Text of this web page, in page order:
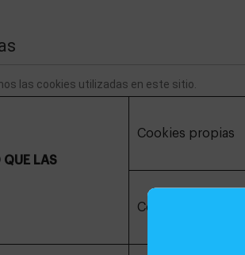
las cookies utilizadas en este sitio.
QUE LAS
Cookies propias
Cookies de tercero